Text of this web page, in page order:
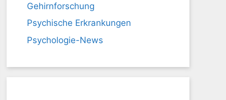
Gehirnforschung
Psychische Erkrankungen
Psychologie-News